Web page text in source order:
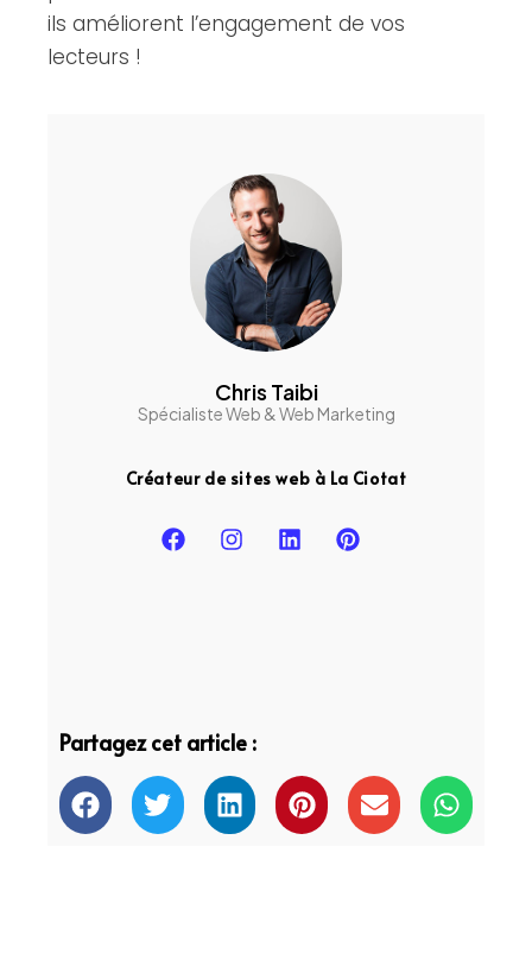
ils améliorent l’engagement de vos
lecteurs !
Chris Taibi
Spécialiste Web & Web Marketing
Créateur de sites web à La Ciotat
Partagez cet article :